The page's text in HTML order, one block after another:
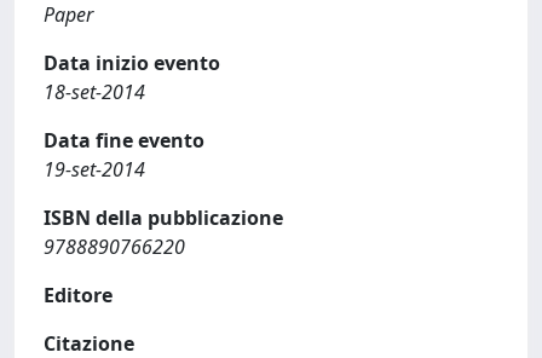
Paper
Data inizio evento
18-set-2014
Data fine evento
19-set-2014
ISBN della pubblicazione
9788890766220
Editore
Citazione